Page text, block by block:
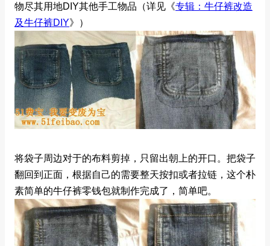
物尽其用地DIY其他手工物品（详见《专辑：牛仔裤改造
及牛仔裤DIY》）
将袋子周边对于的布料剪掉，只留出朝上的开口。把袋子
翻回到正面，根据自己的需要整天按扣或者拉链，这个朴
素简单的牛仔裤零钱包就制作完成了，简单吧。